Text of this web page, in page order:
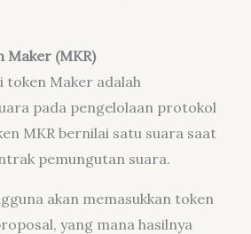
Maker (MKR)
Maker adalah
pada pengelolaan protokol
MKR bernilai satu suara saat
pemungutan suara.
akan memasukkan token
yang mana hasilnya